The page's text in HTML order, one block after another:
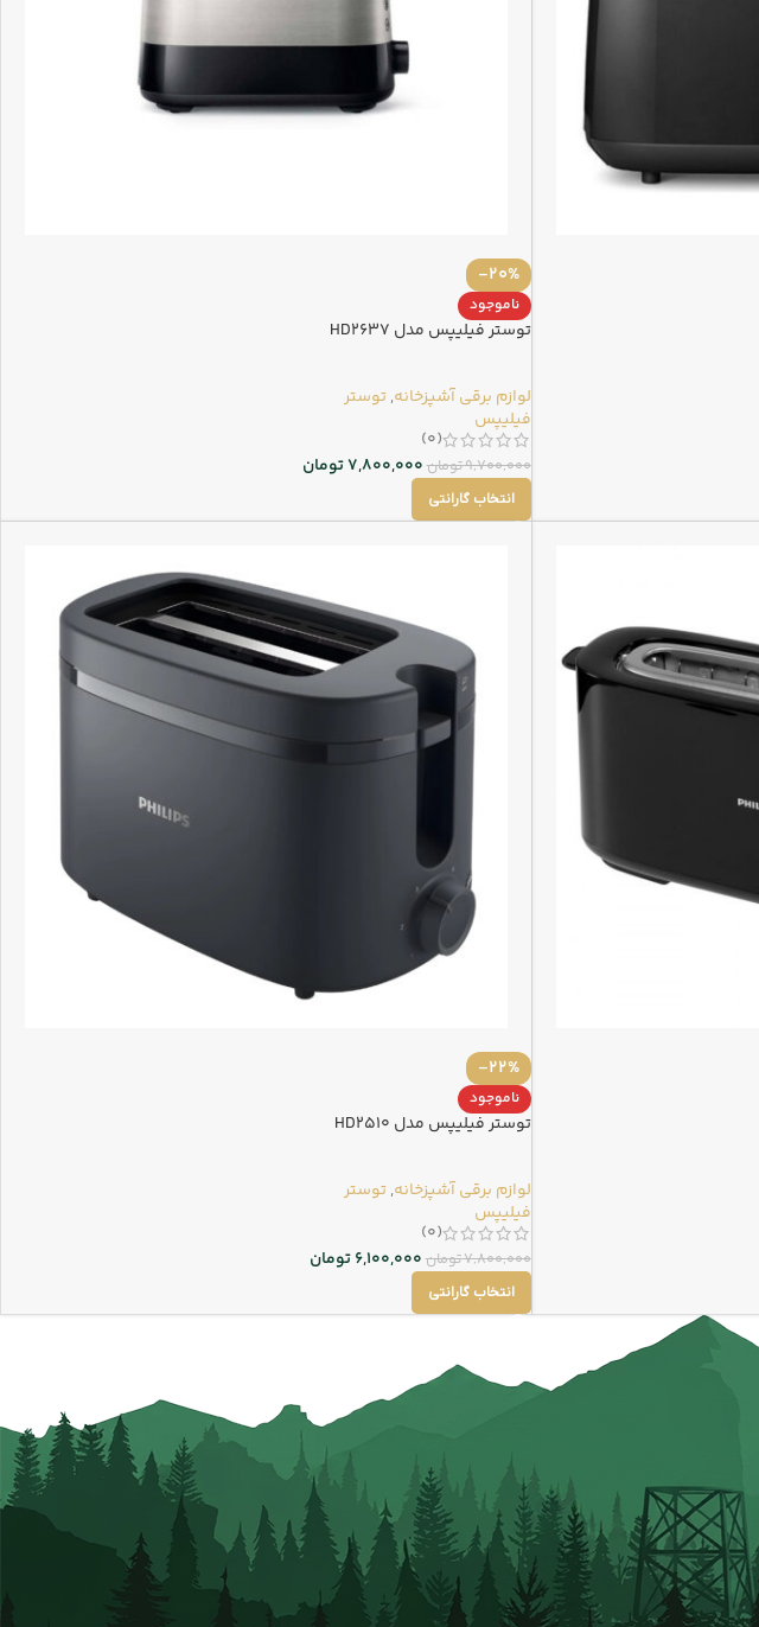
-20%
ناموجود
توستر فیلیپس مدل HD2637
لوازم برقی آشپزخانه,توستر
فیلیپس
(0)
9,700,000تومان 7,800,000تومان
انتخاب گارانتی
-22%
ناموجود
توستر فیلیپس مدل HD2510
لوازم برقی آشپزخانه,توستر
فیلیپس
(0)
7,800,000تومان 6,100,000تومان
انتخاب گارانتی